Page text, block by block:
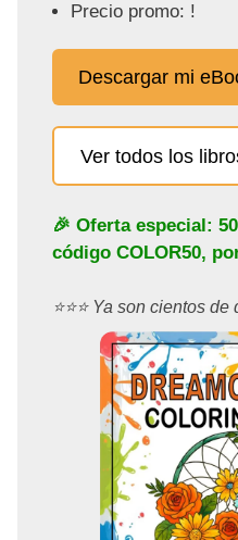
Precio promo: !
Descargar mi
Ver todos los
🎉 Oferta especial:
código COLOR50,
⭐️⭐️⭐️ Ya son cientos